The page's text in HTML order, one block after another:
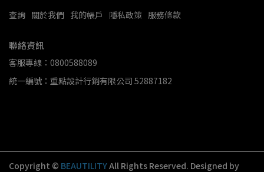
查詢 關於我們 我的帳戶 隱私政策 服務條款
聯絡資訊
客服專線：0800588089
統一編號：重點設計行銷有限公司 52887182
Copyright © BEAUTILITYAll Rights Reserved. Designed by